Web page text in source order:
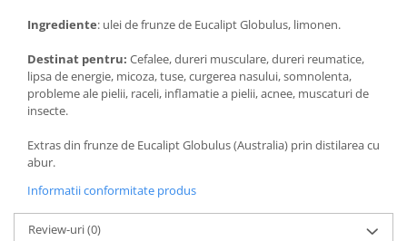
Ingrediente: ulei de frunze de Eucalipt Globulus, limonen.
Destinat pentru: Cefalee, dureri musculare, dureri reumatice,
lipsa de energie, micoza, tuse, curgerea nasului, somnolenta,
probleme ale pielii, raceli, inflamatie a pielii, acnee, muscaturi de
insecte.
Extras din frunze de Eucalipt Globulus (Australia) prin distilarea cu
abur.
Informatii conformitate produs
Review-uri(0)